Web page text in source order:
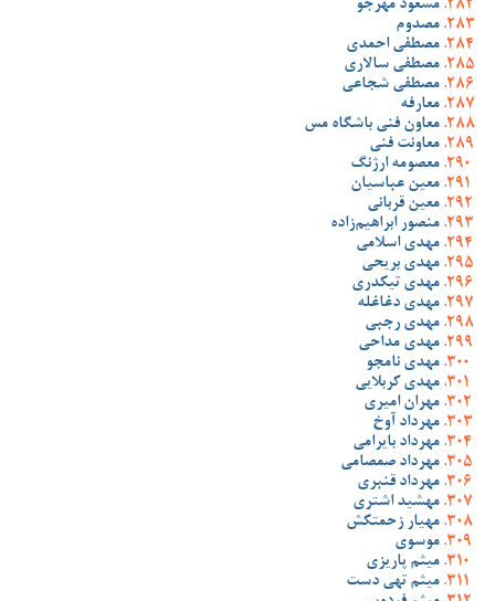
مسعود مهرجو
مصدوم
مصطفی احمدی
مصطفی سالاری
مصطفی شجاعی
معارفه
معاون فنی باشگاه مس
معاونت فنی
معصومه ارژنگ
معین عباسیان
معین قربانی
منصور ابراهیم‌زاده
مهدی اسلامی
مهدی بریحی
مهدی تیکدری
مهدی دغاغله
مهدی رجبی
مهدی مداحی
مهدی نامجو
مهدی کربلایی
مهران امیری
مهرداد آوخ
مهرداد بایرامی
مهرداد صمصامی
مهرداد قنبری
مهشید اشتری
مهیار زحمتکش
موسوی
میثم پاریزی
میثم تهی دست